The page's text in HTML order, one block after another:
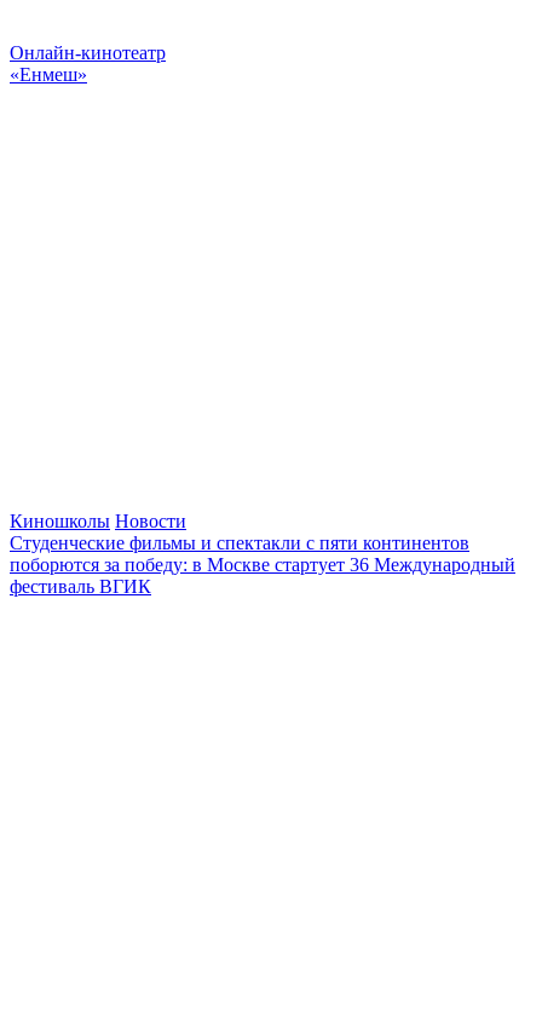
Онлайн-кинотеатр
«Енмеш»
Киношколы Новости
Студенческие фильмы и спектакли с пяти континентов
поборются за победу: в Москве стартует 36 Международный
фестиваль ВГИК